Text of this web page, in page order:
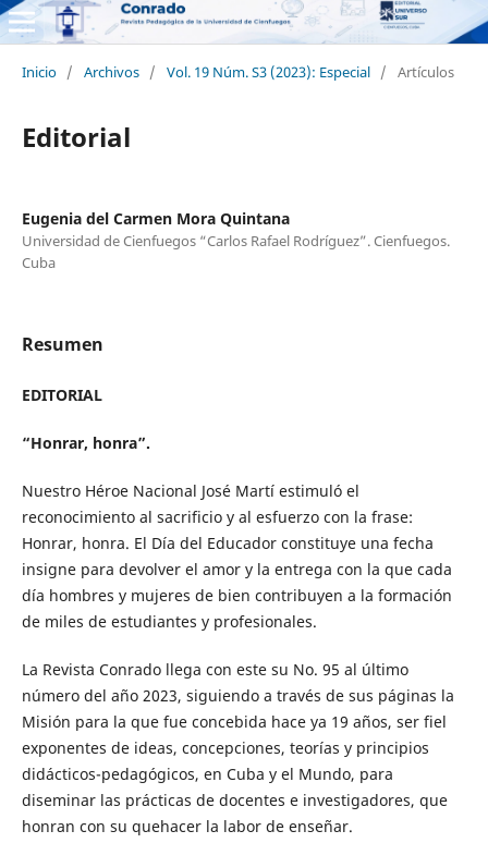
Inicio / Archivos / Vol. 19 Núm. S3 (2023): Especial / Artículos
Editorial
Eugenia del Carmen Mora Quintana
Universidad de Cienfuegos “Carlos Rafael Rodríguez”. Cienfuegos.
Cuba
Resumen
EDITORIAL
“Honrar, honra”.
Nuestro Héroe Nacional José Martí estimuló el
reconocimiento al sacrificio y al esfuerzo con la frase:
Honrar, honra. El Día del Educador constituye una fecha
insigne para devolver el amor y la entrega con la que cada
día hombres y mujeres de bien contribuyen a la formación
de miles de estudiantes y profesionales.
La Revista Conrado llega con este su No. 95 al último
número del año 2023, siguiendo a través de sus páginas la
Misión para la que fue concebida hace ya 19 años, ser fiel
exponentes de ideas, concepciones, teorías y principios
didácticos-pedagógicos, en Cuba y el Mundo, para
diseminar las prácticas de docentes e investigadores, que
honran con su quehacer la labor de enseñar.